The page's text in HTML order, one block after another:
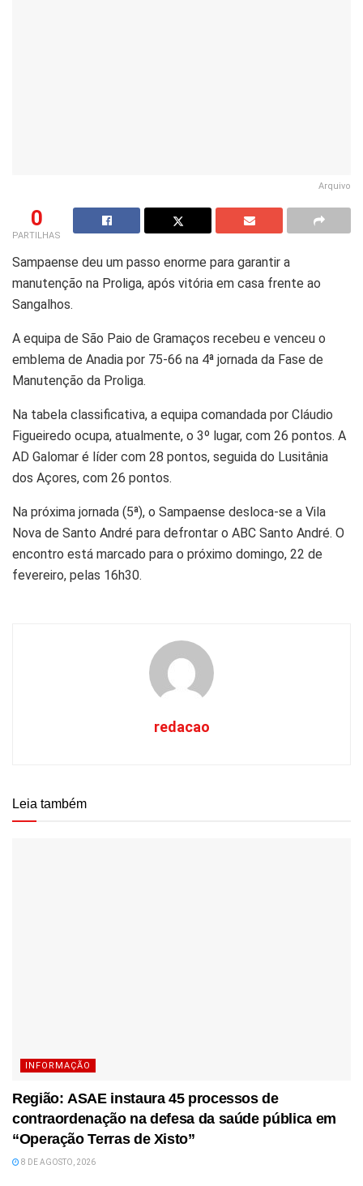
Arquivo
0
PARTILHAS
Sampaense deu um passo enorme para garantir a
manutenção na Proliga, após vitória em casa frente ao
Sangalhos.
A equipa de São Paio de Gramaços recebeu e venceu o
emblema de Anadia por 75-66 na 4ª jornada da Fase de
Manutenção da Proliga.
Na tabela classificativa, a equipa comandada por Cláudio
Figueiredo ocupa, atualmente, o 3º lugar, com 26 pontos. A
AD Galomar é líder com 28 pontos, seguida do Lusitânia
dos Açores, com 26 pontos.
Na próxima jornada (5ª), o Sampaense desloca-se a Vila
Nova de Santo André para defrontar o ABC Santo André. O
encontro está marcado para o próximo domingo, 22 de
fevereiro, pelas 16h30.
redacao
Leia também
INFORMAÇÃO
Região: ASAE instaura 45 processos de
contraordenação na defesa da saúde pública em
“Operação Terras de Xisto”
8 DE AGOSTO, 2026